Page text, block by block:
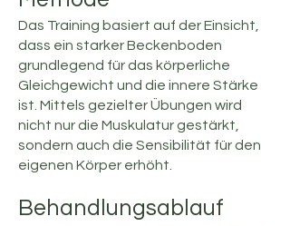
Das Training basiert auf der Einsicht,
dass ein starker Beckenboden
grundlegend für das körperliche
Gleichgewicht und die innere Stärke
ist. Mittels gezielter Übungen wird
nicht nur die Muskulatur gestärkt,
sondern auch die Sensibilität für den
eigenen Körper erhöht.
Behandlungsablauf